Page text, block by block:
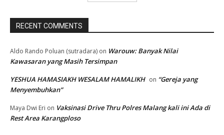
RECENT COMMENTS
Aldo Rando Poluan (sutradara) on Warouw: Banyak Nilai
Kawasaran yang Masih Tersimpan
YESHUA HAMASIAKH WESALAM HAMALIKH on “Gereja yang
Menyembuhkan”
Maya Dwi Eri on Vaksinasi Drive Thru Polres Malang kali ini Ada di
Rest Area Karangploso